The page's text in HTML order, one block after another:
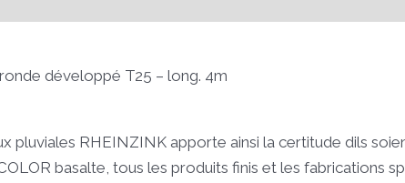
développé T25 – long. 4m
pluviales RHEINZINK apporte ainsi la certitude dils
basalte, tous les produits finis et les fabrications